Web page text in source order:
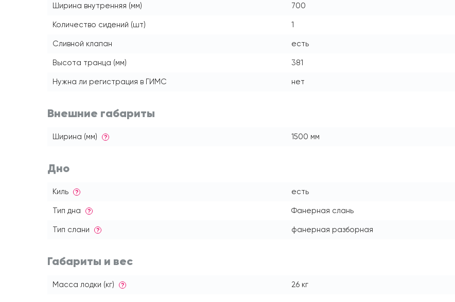
Ширина внутренняя (мм) 700
Количество сидений (шт) 1
Сливной клапан есть
Высота транца (мм) 381
Нужна ли регистрация в ГИМС нет
Внешние габариты
Ширина (мм) ? 1500 мм
Дно
Киль ? есть
Тип дна ? Фанерная слань
Тип слани ? фанерная разборная
Габариты и вес
Масса лодки (кг) ? 26 кг